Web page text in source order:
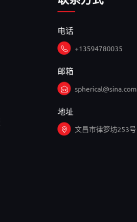
电话
+13594780035
邮箱
spherical@sina.com
地址